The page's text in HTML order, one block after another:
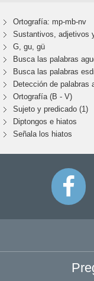
Ortografía: mp-mb-nv
Sustantivos, adjetivos
G, gu, gü
Busca las palabras
Busca las palabras
Detección de palabras
Ortografía (B - V)
Sujeto y predicado (1)
Diptongos e hiatos
Señala los hiatos